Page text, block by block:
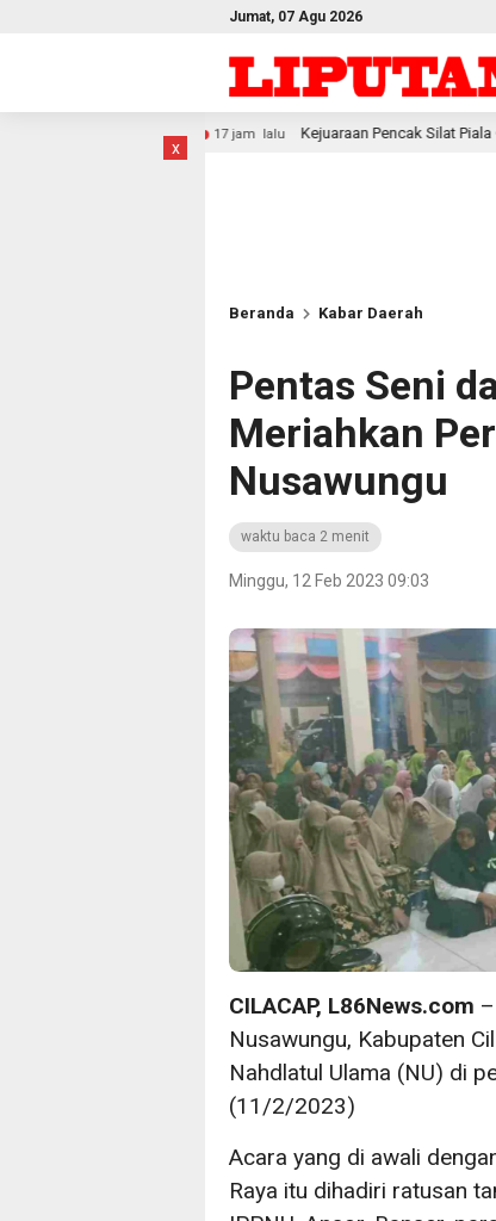
Jumat, 07 Agu 2026
x
Kejuaraan Pencak Silat Piala Gubernur PBD 2026, Atlet
Beranda Kabar Daerah
Pentas Seni
Meriahkan
Nusawungu
waktu baca 2 menit
Minggu, 12 Feb 2023 09:03
CILACAP, L86News.com
Nusawungu, Kabupaten
Nahdlatul Ulama (NU) di
(11/2/2023)
Acara yang di awali
Raya itu dihadiri ratusan